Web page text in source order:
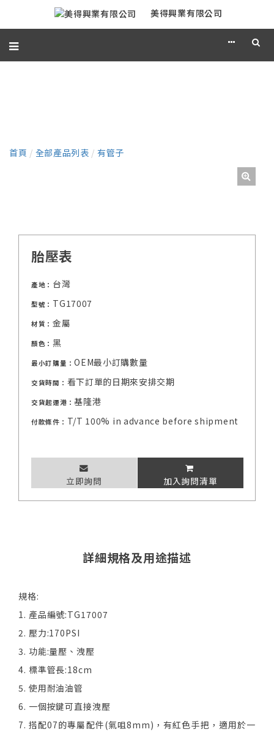
美得興業有限公司
首頁 / 全部產品列表 / 有管子
胎壓表
產地： 台灣
型號： TG17007
材質：金屬
顏色：黑
最小訂購量：OEM最小訂購數量
交貨時間： 看下訂單的日期來安排交期
交貨起運港：基隆港
付款條件： T/T 100% in advance before shipment
立即詢問 加入詢問清單
詳細規格及用途描述
規格:
1. 產品編號:TG17007
2. 壓力:170PSI
3. 功能:量壓、洩壓
4. 標準管長:18cm
5. 使用耐油油管
6. 一個按鍵可直接洩壓
7. 搭配07的專屬配件(氣咀8mm)，有紅色手把，適用於一